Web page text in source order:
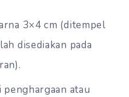
3×4 cm (ditempel
disediakan pada
atau